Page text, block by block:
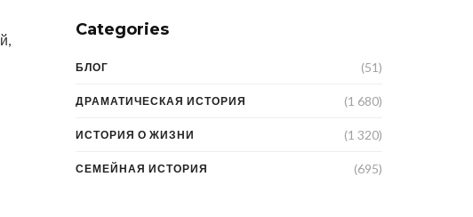
Categories
БЛОГ (51)
ДРАМАТИЧЕСКАЯ ИСТОРИЯ (1 680)
ИСТОРИЯ О ЖИЗНИ (1 320)
СЕМЕЙНАЯ ИСТОРИЯ (695)